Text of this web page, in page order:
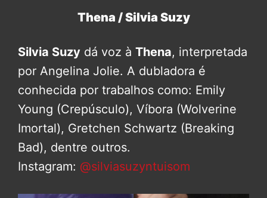
Thena / Silvia Suzy
Silvia Suzy dá voz à Thena, interpretada
por Angelina Jolie. A dubladora é
conhecida por trabalhos como: Emily
Young (Crepúsculo), Víbora (Wolverine
Imortal), Gretchen Schwartz (Breaking
Bad), dentre outros.
Instagram: @silviasuzyntuisom